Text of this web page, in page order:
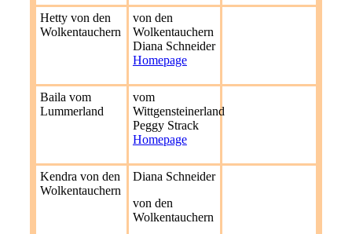
Hetty von den
Wolkentauchern
von den
Wolkentauchern
Diana Schneider
Homepage
Baila vom
Lummerland
vom
Wittgensteinerland
Peggy Strack
Homepage
Kendra von den
Wolkentauchern
Diana Schneider
von den
Wolkentauchern